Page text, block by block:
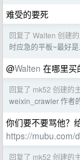
难受的要死
回复了 Walten 创建
时应急的平板~最好
@Walten 在哪里买
回复了 mk52 创建的
weixin_crawler 作者
你们要不要骂他？
https://mubu.com/
回复了 mk52 创建的